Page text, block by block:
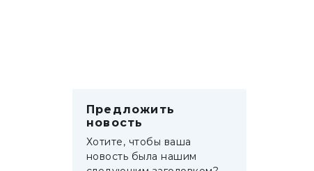
Предложить
новость
Хотите, чтобы ваша
новость была нашим